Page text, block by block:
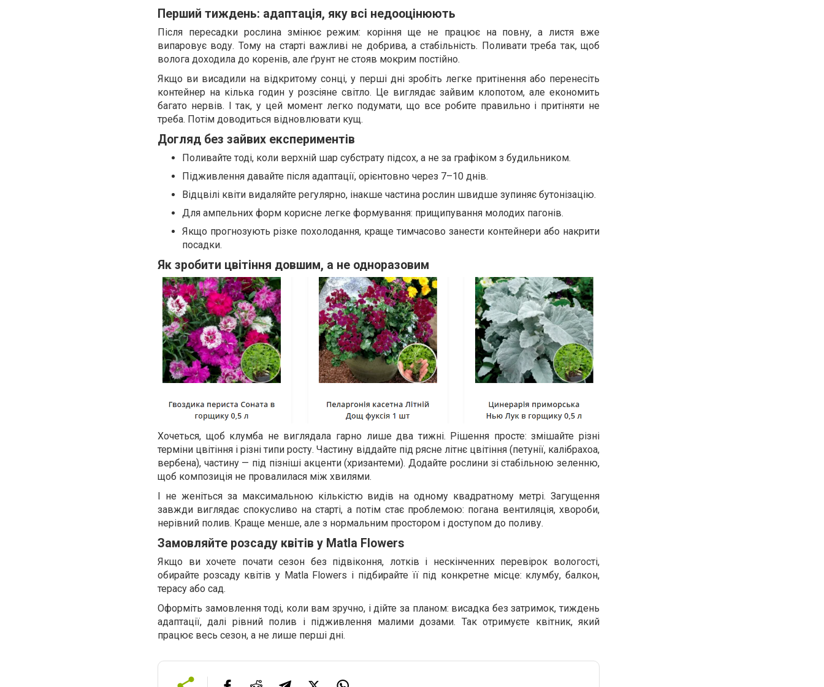
Перший тиждень: адаптація, яку всі недооцінюють
Після пересадки рослина змінює режим: коріння ще не працює на повну, а листя вже
випаровує воду. Тому на старті важливі не добрива, а стабільність. Поливати треба так, щоб
волога доходила до коренів, але ґрунт не стояв мокрим постійно.
Якщо ви висадили на відкритому сонці, у перші дні зробіть легке притінення або перенесіть
контейнер на кілька годин у розсіяне світло. Це виглядає зайвим клопотом, але економить
багато нервів. І так, у цей момент легко подумати, що все робите правильно і притіняти не
треба. Потім доводиться відновлювати кущ.
Догляд без зайвих експериментів
Поливайте тоді, коли верхній шар субстрату підсох, а не за графіком з будильником.
Підживлення давайте після адаптації, орієнтовно через 7–10 днів.
Відцвілі квіти видаляйте регулярно, інакше частина рослин швидше зупиняє бутонізацію.
Для ампельних форм корисне легке формування: прищипування молодих пагонів.
Якщо прогнозують різке похолодання, краще тимчасово занести контейнери або накрити
посадки.
Як зробити цвітіння довшим, а не одноразовим
Хочеться, щоб клумба не виглядала гарно лише два тижні. Рішення просте: змішайте різні
терміни цвітіння і різні типи росту. Частину віддайте під рясне літнє цвітіння (петунії, калібрахоа,
вербена), частину — під пізніші акценти (хризантеми). Додайте рослини зі стабільною зеленню,
щоб композиція не провалилася між хвилями.
І не женіться за максимальною кількістю видів на одному квадратному метрі. Загущення
завжди виглядає спокусливо на старті, а потім стає проблемою: погана вентиляція, хвороби,
нерівний полив. Краще менше, але з нормальним простором і доступом до поливу.
Замовляйте розсаду квітів у Matla Flowers
Якщо ви хочете почати сезон без підвіконня, лотків і нескінченних перевірок вологості,
обирайте розсаду квітів у Matla Flowers і підбирайте її під конкретне місце: клумбу, балкон,
терасу або сад.
Оформіть замовлення тоді, коли вам зручно, і дійте за планом: висадка без затримок, тиждень
адаптації, далі рівний полив і підживлення малими дозами. Так отримуєте квітник, який
працює весь сезон, а не лише перші дні.